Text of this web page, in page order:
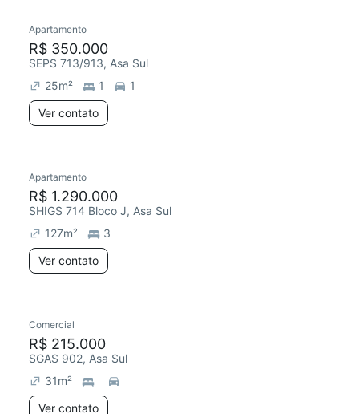
Apartamento
R$ 350.000
SEPS 713/913, Asa Sul
25m² 1
1
Ver contato
Apartamento
R$ 1.290.000
SHIGS 714 Bloco J, Asa Sul
127m²
3
Ver contato
Comercial
R$ 215.000
SGAS 902, Asa Sul
31m²
Ver contato